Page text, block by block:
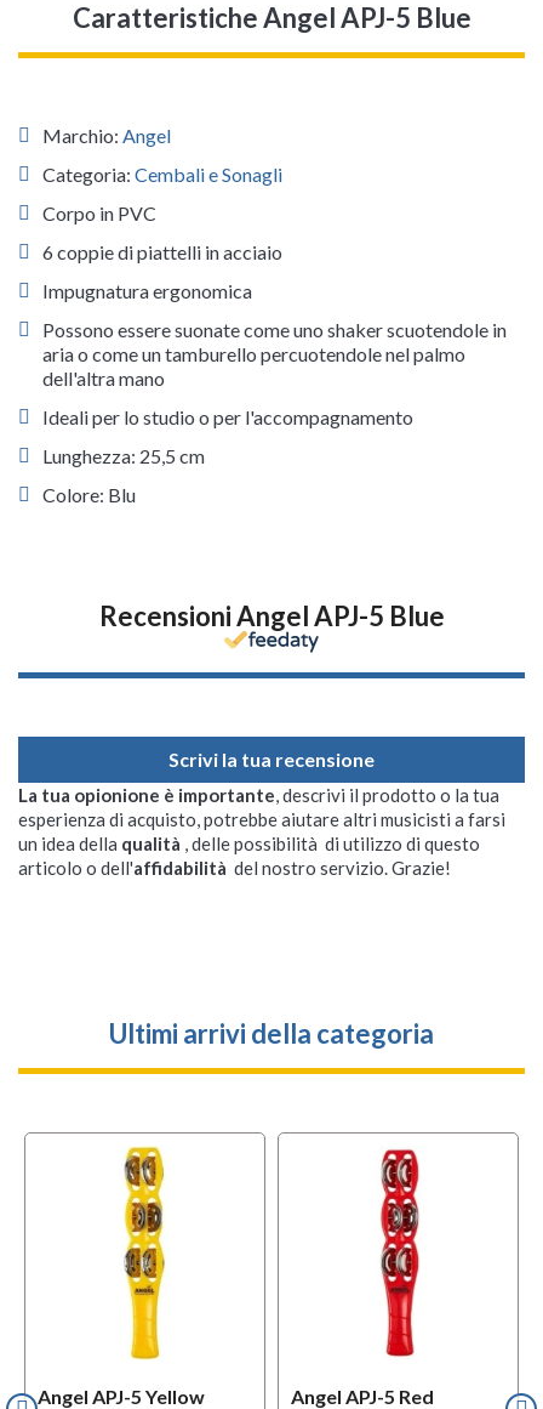
Caratteristiche Angel APJ-5 Blue
Marchio: Angel
Categoria: Cembali e Sonagli
Corpo in PVC
6 coppie di piattelli in acciaio
Impugnatura ergonomica
Possono essere suonate come uno shaker scuotendole in
aria o come un tamburello percuotendole nel palmo
dell'altra mano
Ideali per lo studio o per l'accompagnamento
Lunghezza: 25,5 cm
Colore: Blu
Recensioni Angel APJ-5 Blue
Scrivi la tua recensione
La tua opionione è importante, descrivi il prodotto o la tua
esperienza di acquisto, potrebbe aiutare altri musicisti a farsi
un idea della qualità , delle possibilità di utilizzo di questo
articolo o dell'affidabilità del nostro servizio. Grazie!
Ultimi arrivi della categoria
Angel APJ-5 Yellow Angel APJ-5 Red